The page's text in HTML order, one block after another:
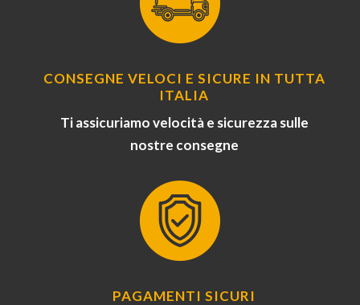
CONSEGNE VELOCI E SICURE IN TUTTA
ITALIA
Ti assicuriamo velocità e sicurezza sulle
nostre consegne
PAGAMENTI SICURI